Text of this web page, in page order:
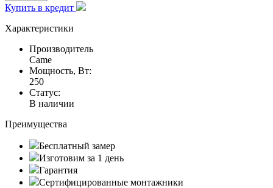
Купить в кредит
Характеристики
Производитель
Came
Мощность, Вт:
250
Статус:
В наличии
Преимущества
Бесплатный замер
Изготовим за 1 день
Гарантия
Сертифицированные монтажники